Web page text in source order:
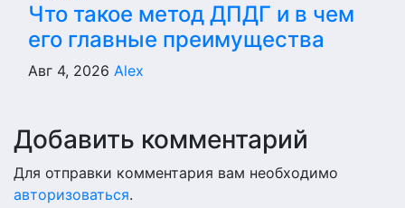
Что такое метод ДПДГ и в чем
его главные преимущества
Авг 4, 2026 Alex
Добавить комментарий
Для отправки комментария вам необходимо
авторизоваться.